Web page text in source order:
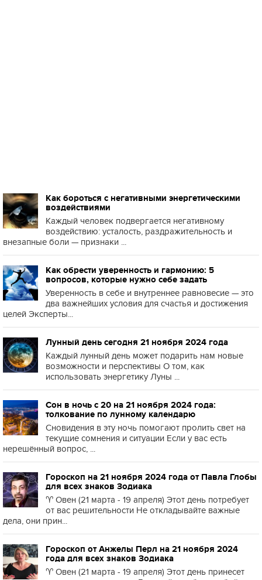
Как бороться с негативными энергетическими
воздействиями
Каждый человек подвергается негативному
воздействию: усталость, раздражительность и
внезапные боли — признаки ...
Как обрести уверенность и гармонию: 5
вопросов, которые нужно себе задать
Уверенность в себе и внутреннее равновесие — это
два важнейших условия для счастья и достижения
целей Эксперты...
Лунный день сегодня 21 ноября 2024 года
Каждый лунный день может подарить нам новые
возможности и перспективы О том, как
использовать энергетику Луны ...
Сон в ночь с 20 на 21 ноября 2024 года:
толкование по лунному календарю
Сновидения в эту ночь помогают пролить свет на
текущие сомнения и ситуации Если у вас есть
нерешённый вопрос, ...
Гороскоп на 21 ноября 2024 года от Павла Глобы
для всех знаков Зодиака
♈️ Овен (21 марта - 19 апреля) Этот день потребует
от вас решительности Не откладывайте важные
дела, они прин...
Гороскоп от Анжелы Перл на 21 ноября 2024
года для всех знаков Зодиака
♈️ Овен (21 марта - 19 апреля) Этот день принесет